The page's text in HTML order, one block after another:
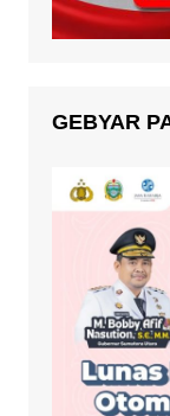
GEBYAR